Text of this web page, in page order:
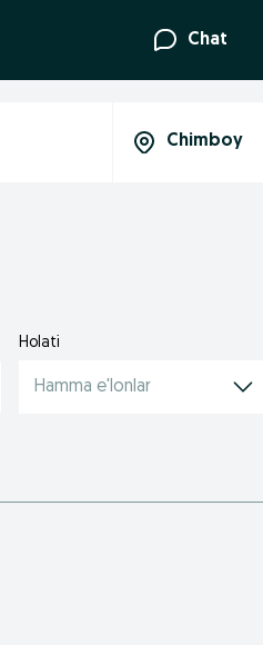
Chat
Holati
Hamma e'lonlar